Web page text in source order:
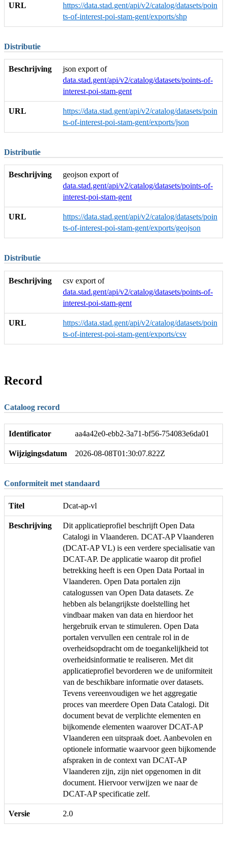
URL
https://data.stad.gent/api/v2/catalog/datasets/poin
ts-of-interest-poi-stam-gent/exports/shp
Distributie
Beschrijving
json export of
data.stad.gent/api/v2/catalog/datasets/points-of-
interest-poi-stam-gent
URL
https://data.stad.gent/api/v2/catalog/datasets/poin
ts-of-interest-poi-stam-gent/exports/json
Distributie
Beschrijving
geojson export of
data.stad.gent/api/v2/catalog/datasets/points-of-
interest-poi-stam-gent
URL
https://data.stad.gent/api/v2/catalog/datasets/poin
ts-of-interest-poi-stam-gent/exports/geojson
Distributie
Beschrijving
csv export of
data.stad.gent/api/v2/catalog/datasets/points-of-
interest-poi-stam-gent
URL
https://data.stad.gent/api/v2/catalog/datasets/poin
ts-of-interest-poi-stam-gent/exports/csv
Record
Cataloog record
Identificator aa4a42e0-ebb2-3a71-bf56-754083e6da01
Wijzigingsdatum 2026-08-08T01:30:07.822Z
Conformiteit met standaard
Titel Dcat-ap-vl
Beschrijving
Dit applicatieprofiel beschrijft Open Data
Catalogi in Vlaanderen. DCAT-AP Vlaanderen
(DCAT-AP VL) is een verdere specialisatie van
DCAT-AP. De applicatie waarop dit profiel
betrekking heeft is een Open Data Portaal in
Vlaanderen. Open Data portalen zijn
catalogussen van Open Data datasets. Ze
hebben als belangrijkste doelstelling het
vindbaar maken van data en hierdoor het
hergebruik ervan te stimuleren. Open Data
portalen vervullen een centrale rol in de
overheidsopdracht om de toegankelijkheid tot
overheidsinformatie te realiseren. Met dit
applicatieprofiel bevorderen we de uniformiteit
van de beschikbare informatie over datasets.
Tevens vereenvoudigen we het aggregatie
proces van meerdere Open Data Catalogi. Dit
document bevat de verplichte elementen en
bijkomende elementen waarover DCAT-AP
Vlaanderen een uitspraak doet. Aanbevolen en
optionele informatie waarvoor geen bijkomende
afspraken in de context van DCAT-AP
Vlaanderen zijn, zijn niet opgenomen in dit
document. Hiervoor verwijzen we naar de
DCAT-AP specificatie zelf.
Versie 2.0